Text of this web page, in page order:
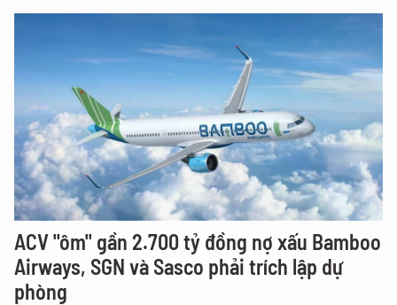
ACV "ôm" gần 2.700 tỷ đồng nợ xấu Bamboo
Airways, SGN và Sasco phải trích lập dự
phòng